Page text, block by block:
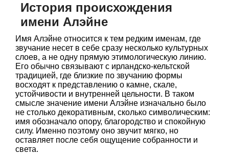
История происхождения
имени Алэйне
Имя Алэйне относится к тем редким именам, где
звучание несет в себе сразу несколько культурных
слоев, а не одну прямую этимологическую линию.
Его обычно связывают с ирландско-кельтской
традицией, где близкие по звучанию формы
восходят к представлению о камне, скале,
устойчивости и внутренней цельности. В таком
смысле значение имени Алэйне изначально было
не столько декоративным, сколько символическим:
имя обозначало опору, благородство и спокойную
силу. Именно поэтому оно звучит мягко, но
оставляет после себя ощущение собранности и
света.